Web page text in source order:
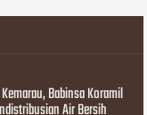
Babinsa Koramil
Air Bersih